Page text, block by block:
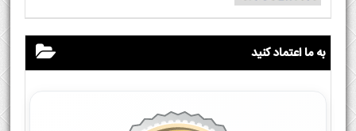
به ما اعتماد کنید